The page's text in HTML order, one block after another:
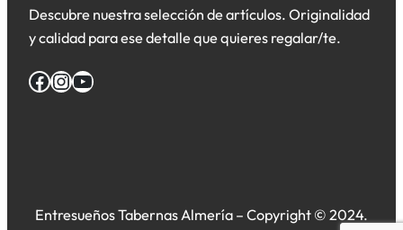
Descubre nuestra selección de artículos. Originalidad
y calidad para ese detalle que quieres regalar/te.
Facebook InstagramYouTube
Entresueños Tabernas Almería – Copyright © 2024.